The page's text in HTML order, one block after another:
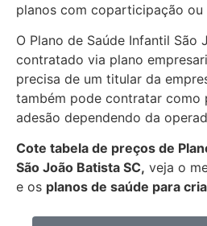
planos com coparticipação
O Plano de Saúde Infantil São
contratado via plano
precisa de um titular da
também pode contratar como
adesão dependendo da
Cote tabela de preços de
São João Batista SC, veja o
e os planos de saúde para